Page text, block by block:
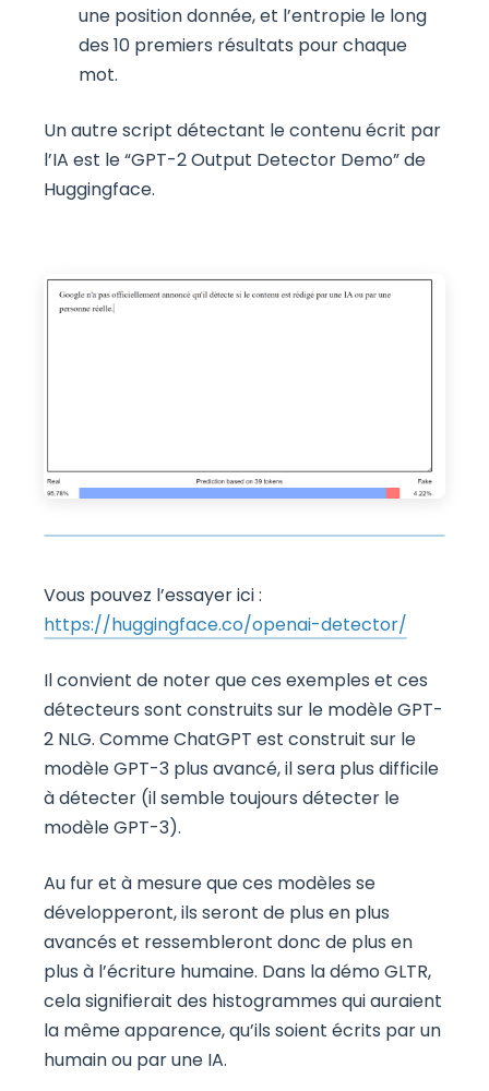
une position donnée, et l’entropie le long
des 10 premiers résultats pour chaque
mot.
Un autre script détectant le contenu écrit par
l’IA est le “GPT-2 Output Detector Demo” de
Huggingface.
Vous pouvez l’essayer ici :
https://huggingface.co/openai-detector/
Il convient de noter que ces exemples et ces
détecteurs sont construits sur le modèle GPT-
2 NLG. Comme ChatGPT est construit sur le
modèle GPT-3 plus avancé, il sera plus difficile
à détecter (il semble toujours détecter le
modèle GPT-3).
Au fur et à mesure que ces modèles se
développeront, ils seront de plus en plus
avancés et ressembleront donc de plus en
plus à l’écriture humaine. Dans la démo GLTR,
cela signifierait des histogrammes qui auraient
la même apparence, qu’ils soient écrits par un
humain ou par une IA.